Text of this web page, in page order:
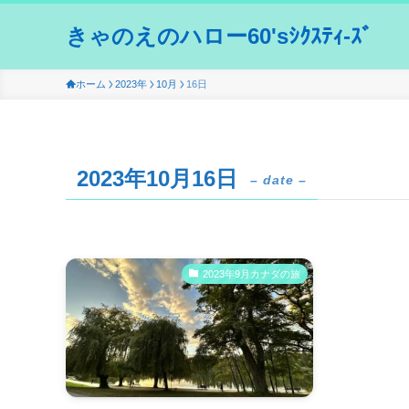
きゃのえのハロー60'sｼｸｽﾃｨ-ｽﾞ
ホーム 2023年 10月 16日
2023年10月16日 – date –
2023年9月カナダの旅